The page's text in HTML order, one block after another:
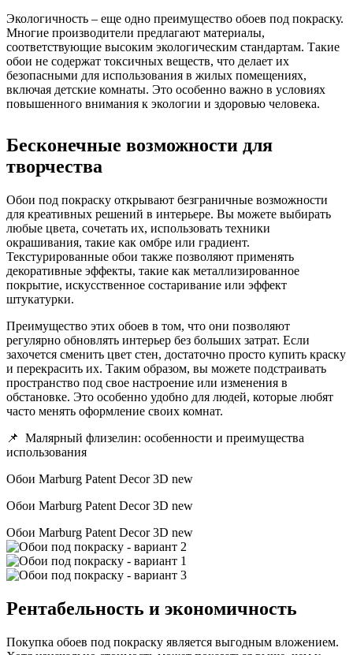
Экологичность – еще одно преимущество обоев под покраску.
Многие производители предлагают материалы,
соответствующие высоким экологическим стандартам. Такие
обои не содержат токсичных веществ, что делает их
безопасными для использования в жилых помещениях,
включая детские комнаты. Это особенно важно в условиях
повышенного внимания к экологии и здоровью человека.
Бесконечные возможности для
творчества
Обои под покраску открывают безграничные возможности
для креативных решений в интерьере. Вы можете выбирать
любые цвета, сочетать их, использовать техники
окрашивания, такие как омбре или градиент.
Текстурированные обои также позволяют применять
декоративные эффекты, такие как металлизированное
покрытие, искусственное состаривание или эффект
штукатурки.
Преимущество этих обоев в том, что они позволяют
регулярно обновлять интерьер без больших затрат. Если
захочется сменить цвет стен, достаточно просто купить краску
и перекрасить их. Таким образом, вы можете подстраивать
пространство под свое настроение или изменения в
обстановке. Это особенно удобно для людей, которые любят
часто менять оформление своих комнат.
📌 Малярный флизелин: особенности и преимущества
использования
Обои Marburg Patent Decor 3D new
Обои Marburg Patent Decor 3D new
Обои Marburg Patent Decor 3D new
Рентабельность и экономичность
Покупка обоев под покраску является выгодным вложением.